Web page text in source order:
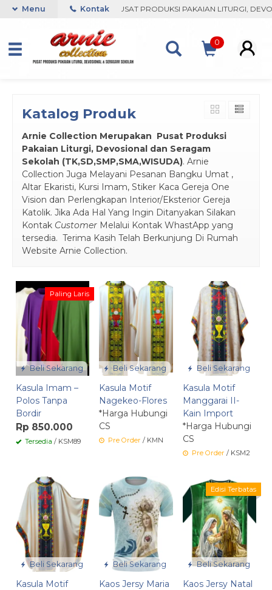
PUSAT PRODUKSI PAKAIAN LITURGI, DEVOSIONAL,
Menu Kontak
0
Katalog Produk
Arnie Collection Merupakan Pusat Produksi
Pakaian Liturgi, Devosional dan Seragam
Sekolah (TK,SD,SMP,SMA,WISUDA). Arnie
Collection Juga Melayani Pesanan Bangku Umat ,
Altar Ekaristi, Kursi Imam, Stiker Kaca Gereja One
Vision dan Perlengkapan Interior/Eksterior Gereja
Katolik. Jika Ada Hal Yang Ingin Ditanyakan Silakan
Kontak Customer Melalui Kontak WhastApp yang
tersedia. Terima Kasih Telah Berkunjung Di Rumah
Website Arnie Collection.
Beli Sekarang
Paling Laris
Kasula Imam –
Polos Tanpa
Bordir
Rp 850.000
Tersedia / KSM89
Beli Sekarang
Kasula Motif
Nagekeo-Flores
*Harga Hubungi
CS
Pre Order / KMN
Beli Sekarang
Kasula Motif
Manggarai II-
Kain Import
*Harga Hubungi
CS
Pre Order / KSM2
Beli Sekarang
Kasula Motif
Beli Sekarang
Kaos Jersy Maria
Beli Sekarang
Edisi Terbatas
Kaos Jersy Natal